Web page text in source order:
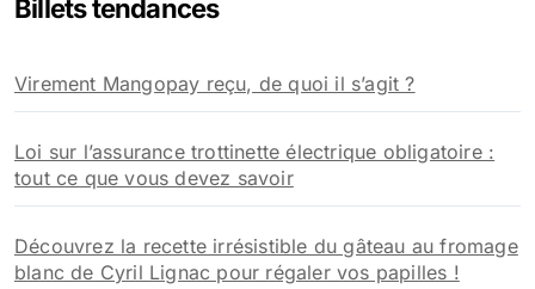
r
e
r
:
Billets tendances
Virement Mangopay reçu, de quoi il s’agit ?
Loi sur l’assurance trottinette électrique obligatoire :
tout ce que vous devez savoir
Découvrez la recette irrésistible du gâteau au fromage
blanc de Cyril Lignac pour régaler vos papilles !